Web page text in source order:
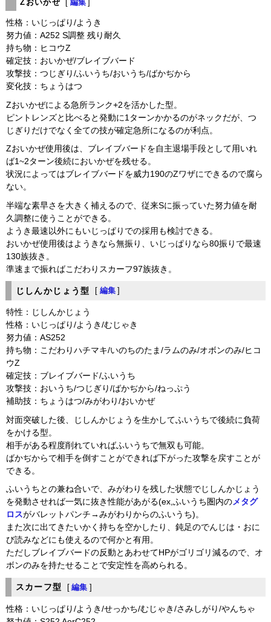
Zおいかぜ 編集
性格：いじっぱり/ようき
努力値：A252 S調整 残り耐久
持ち物：ヒコウZ
確定技：おいかぜ/ブレイブバード
攻撃技：つじぎり/ふいうち/おいうち/ばかぢから
変化技：ちょうはつ
Zおいかぜによる急所ランク+2を活かした型。
ピントレンズと比べると発動に1ターンかかるのがネックだが、つ
じぎりだけでなく全ての技が確定急所になるのが利点。
Zおいかぜ使用後は、ブレイブバードを自主退場手段として用いれ
ば1~2ターン後続においかぜを残せる。
状況によってはブレイブバードを威力190のZワザにできるので腐ら
ない。
半端な素早さを大きく補えるので、従来Sに振っていた努力値を耐
久調整に使うことができる。
ようき最速以外にもいじっぱりでの採用も検討できる。
おいかぜ使用後はようきなら無振り、いじっぱりなら80振りで最速
130族抜き。
準速まで振ればこだわりスカーフ97族抜き。
じしんかじょう型 [ 編集 ]
特性：じしんかじょう
性格：いじっぱり/ようき/むじゃき
努力値：AS252
持ち物：こだわりハチマキ/いのちのたま/ラムのみ/オボンのみ/ヒコ
ウZ
確定技：ブレイブバード/ふいうち
攻撃技：おいうち/つじぎり/ばかぢから/ねっぷう
補助技：ちょうはつ/みがわり/おいかぜ
対面突破した後、じしんかじょうを生かしてふいうちで後続に負荷
をかける型。
相手がある程度削れていればふいうちで無双も可能。
ばかぢからで相手を倒すことができれば下がった攻撃を戻すことが
できる。
ふいうちとの兼ね合いで、みがわりを残した状態でじしんかじょう
を発動させれば一気に抜き性能があがる(ex,ふいうち圏内のメタグ
ロスがバレットパンチ→みがわりからのふいうち)。
また次に出てきたいかく持ちを空かしたり、鈍足のでんじは・おに
び読みなどにも使えるので何かと有用。
ただしブレイブバードの反動とあわせてHPがゴリゴリ減るので、オ
ボンのみを持たせることで安定性を高められる。
スカーフ型 [ 編集 ]
性格：いじっぱり/ようき/せっかち/むじゃき/さみしがり/やんちゃ